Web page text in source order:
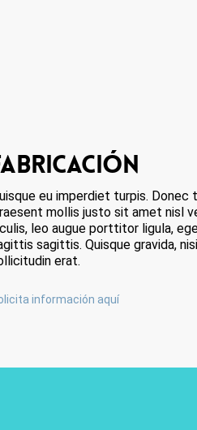
eu imperdiet turpis.
mollis justo sit amet nisl
leo augue porttitor ligula,
sagittis. Quisque gravida,
erat.
información aquí